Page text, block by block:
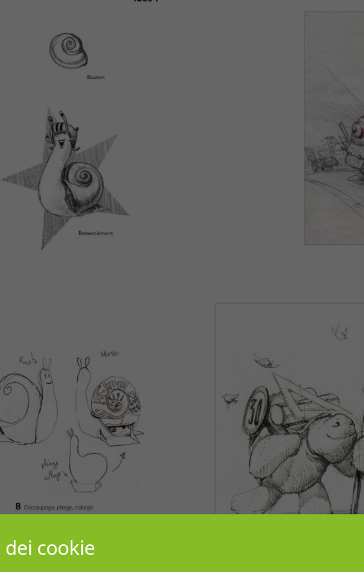
cookie